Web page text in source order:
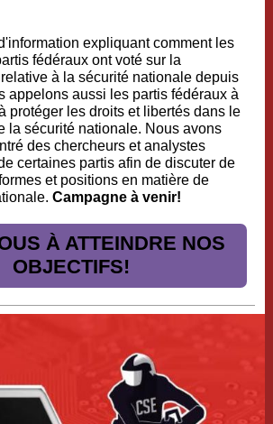
expliquant comment les
fédéraux ont voté sur la
à la sécurité nationale depuis
appelons aussi les partis fédéraux à
protéger les droits et libertés dans le
la sécurité nationale. Nous avons
des chercheurs et analystes
certaines partis afin de discuter de
et positions en matière de
Campagne à venir!
À ATTEINDRE NOS
OBJECTIFS!